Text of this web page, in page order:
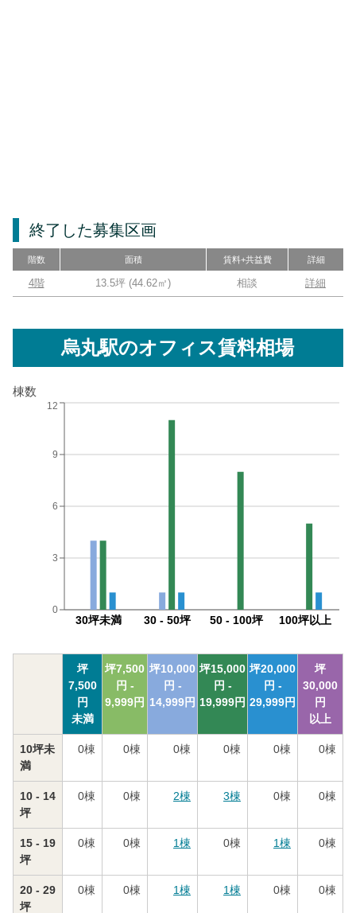
終了した募集区画
階数 面積 賃料+共益費 詳細
4階 13.5坪 (44.62㎡) 相談 詳細
烏丸駅のオフィス賃料相場
棟数
30坪未満 30 - 50坪 50 - 100坪 100坪以上
0
3
6
9
12
坪
7,500
円
未満
坪7,500
円 -
9,999円
坪10,000
円 -
14,999円
坪15,000
円 -
19,999円
坪20,000
円 -
29,999円
坪
30,000
円
以上
10坪未
満
0棟 0棟 0棟 0棟 0棟 0棟
10 - 14
坪
0棟 0棟 2棟 3棟 0棟 0棟
15 - 19
坪
0棟 0棟 1棟 0棟 1棟 0棟
20 - 29
坪
0棟 0棟 1棟 1棟 0棟 0棟